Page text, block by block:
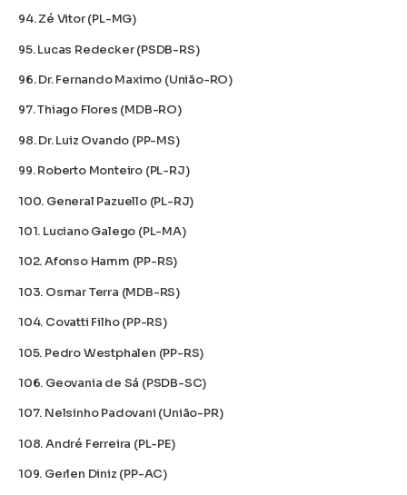
94. Zé Vitor (PL-MG)
95. Lucas Redecker (PSDB-RS)
96. ⁠Dr. Fernando Maximo (União-RO)
97. Thiago Flores (MDB-RO)
98. Dr. Luiz Ovando (PP-MS)
99. Roberto Monteiro (PL-RJ)
100. General Pazuello (PL-RJ)
101. Luciano Galego (PL-MA)
102. Afonso Hamm (PP-RS)
103. Osmar Terra (MDB-RS)
104. Covatti Filho (PP-RS)
105. Pedro Westphalen (PP-RS)
106. Geovania de Sá (PSDB-SC)
107. Nelsinho Padovani (União-PR)
108. André Ferreira (PL-PE)
109. Gerlen Diniz (PP-AC)